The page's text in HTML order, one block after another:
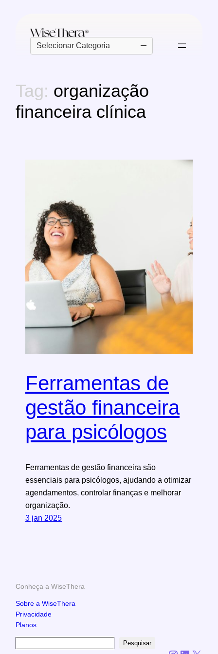
Categorias
Tag: organização
financeira clínica
Ferramentas de
gestão financeira
para psicólogos
Ferramentas de gestão financeira são
essenciais para psicólogos, ajudando a otimizar
agendamentos, controlar finanças e melhorar
organização.
3 jan 2025
Conheça a WiseThera
Sobre a WiseThera
Privacidade
Planos
Pesquisar